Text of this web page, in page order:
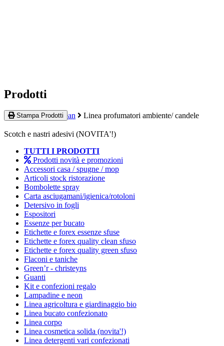
Prodotti
Home Quality Clean Linea profumatori ambiente/ candele
Stampa Prodotti
Scotch e nastri adesivi (NOVITA'!)
TUTTI I PRODOTTI
Prodotti novità e promozioni
Accessori casa / spugne / mop
Articoli stock ristorazione
Bombolette spray
Carta asciugamani/igienica/rotoloni
Detersivo in fogli
Espositori
Essenze per bucato
Etichette e forex essenze sfuse
Etichette e forex quality clean sfuso
Etichette e forex quality green sfuso
Flaconi e taniche
Green’r - christeyns
Guanti
Kit e confezioni regalo
Lampadine e neon
Linea agricoltura e giardinaggio bio
Linea bucato confezionato
Linea corpo
Linea cosmetica solida (novita'!)
Linea detergenti vari confezionati